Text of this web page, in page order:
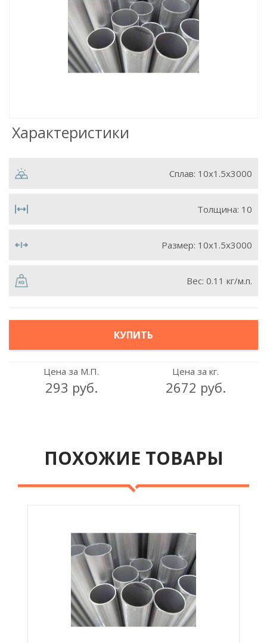
Характеристики
Сплав: 10x1.5x3000
Толщина: 10
Размер: 10х1.5х3000
Вес: 0.11 кг/м.п.
КУПИТЬ
Цена за М.П.
293 руб.
Цена за кг.
2672 руб.
ПОХОЖИЕ ТОВАРЫ